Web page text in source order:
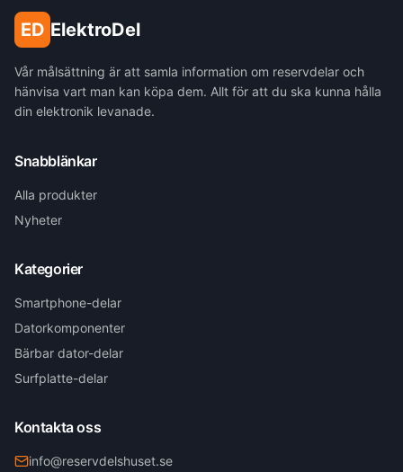
ED ElektroDel
Vår målsättning är att samla information om reservdelar och
hänvisa vart man kan köpa dem. Allt för att du ska kunna hålla
din elektronik levanade.
Snabblänkar
Alla produkter
Nyheter
Kategorier
Smartphone-delar
Datorkomponenter
Bärbar dator-delar
Surfplatte-delar
Kontakta oss
info@reservdelshuset.se